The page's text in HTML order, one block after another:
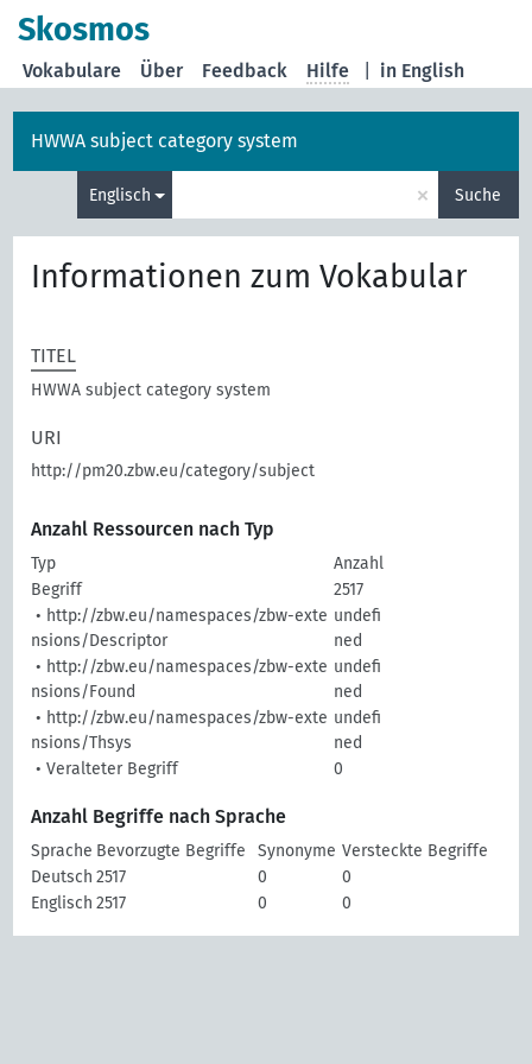
Skosmos
in English
Vokabulare Über Feedback Hilfe
HWWA subject category system
Englisch × Suche
Informationen zum Vokabular
TITEL
HWWA subject category system
URI
http://pm20.zbw.eu/category/subject
Anzahl Ressourcen nach Typ
Typ
Anzahl
Begriff
2517
• http://zbw.eu/namespaces/zbw-exte
nsions/Descriptor
undefi
ned
• http://zbw.eu/namespaces/zbw-exte
nsions/Found
undefi
ned
• http://zbw.eu/namespaces/zbw-exte
nsions/Thsys
undefi
ned
• Veralteter Begriff
0
Anzahl Begriffe nach Sprache
Sprache Bevorzugte Begriffe Synonyme Versteckte Begriffe
Deutsch 2517 0
0
Englisch 2517 0 0